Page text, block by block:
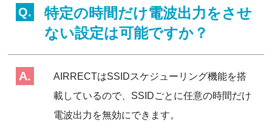
特定の時間だけ電波出力をさせ
ない設定は可能ですか？
AIRRECTはSSIDスケジューリング機能を搭
載しているので、SSIDごとに任意の時間だけ
電波出力を無効にできます。